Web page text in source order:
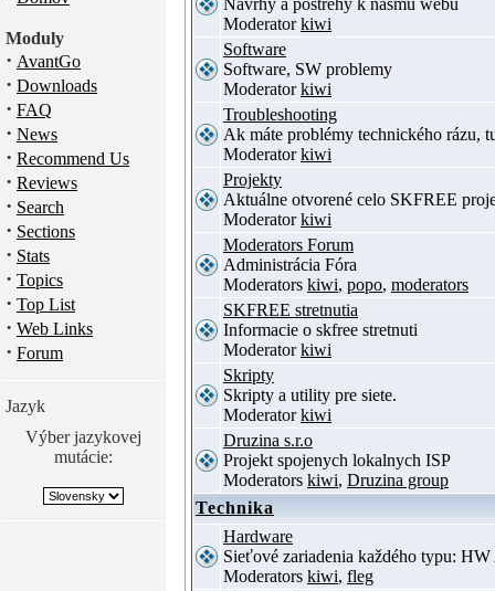
Moduly
· AvantGo
· Downloads
· FAQ
· News
· Recommend Us
· Reviews
· Search
· Sections
· Stats
· Topics
· Top List
· Web Links
· Forum
Jazyk
Výber jazykovej
mutácie:
Návrhy a postrehy k nášmu webu
Moderatorkiwi
Software
Software, SW problemy
Moderatorkiwi
Troubleshooting
Ak máte problémy technického rázu,
Moderatorkiwi
Projekty
Aktuálne otvorené celo SKFREE
Moderatorkiwi
Moderators Forum
Administrácia Fóra
Moderators kiwi, popo, moderators
SKFREE stretnutia
Informacie o skfree stretnuti
Moderatorkiwi
Skripty
Skripty a utility pre siete.
Moderatorkiwi
Druzina s.r.o
Projekt spojenych lokalnych ISP
Moderators kiwi, Druzina group
Technika
Hardware
Sieťové zariadenia každého typu:
Moderators kiwi, fleg